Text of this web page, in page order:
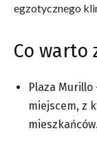
egzotycznego
Co warto
Plaza Murillo
miejscem, z
mieszkańców.